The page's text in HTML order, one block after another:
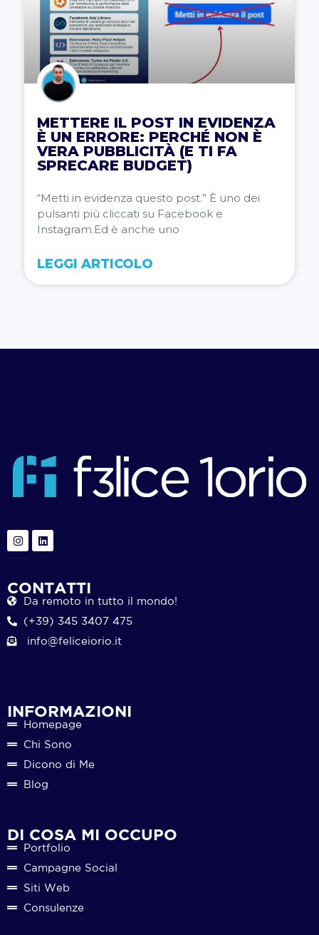
METTERE IL POST IN EVIDENZA
È UN ERRORE: PERCHÉ NON È
VERA PUBBLICITÀ (E TI FA
SPRECARE BUDGET)
“Metti in evidenza questo post.” È uno dei
pulsanti più cliccati su Facebook e
Instagram.Ed è anche uno
LEGGI ARTICOLO
CONTATTI
Da remoto in tutto il mondo!
(+39) 345 3407 475
info@feliceiorio.it
INFORMAZIONI
Homepage
Chi Sono
Dicono di Me
Blog
DI COSA MI OCCUPO
Portfolio
Campagne Social
Siti Web
Consulenze